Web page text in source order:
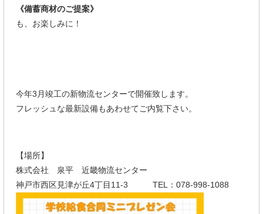
《備蓄商材のご提案》
も、お楽しみに！
今年3月竣工の新物流センターで開催致します。
フレッシュな最新設備もあわせてご内覧下さい。
【場所】
株式会社 泉平 近畿物流センター
神戸市西区見津が丘4丁目11-3 TEL：078-998-1088